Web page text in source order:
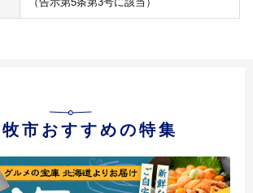
市おすすめの特集